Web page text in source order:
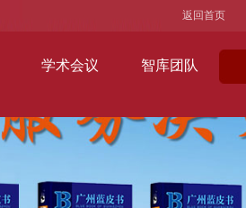
学术会议 智库团队
返回首页